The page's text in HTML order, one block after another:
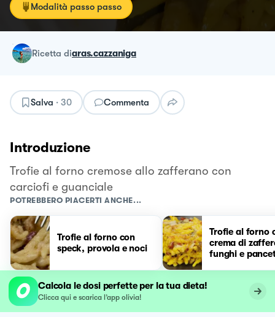
Modalità passo passo
ricetta diaras.cazzaniga
Salva · 30 Commenta
Introduzione
Trofie al forno cremose allo zafferano con
carciofi e guanciale
POTREBBERO PIACERTI ANCHE...
Trofie al forno con
speck, provola e noci
Trofie al forno
crema di
funghi e
Calcola le dosi perfette per la tua dieta!
Clicca qui e scarica l’app olivia!